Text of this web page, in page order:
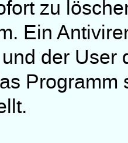
zu
Ein
der User
Programm